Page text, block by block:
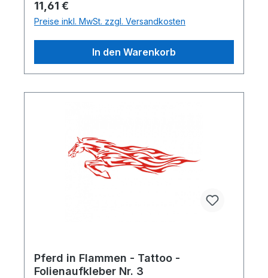
Regulärer Preis:
11,61 €
Preise inkl. MwSt. zzgl. Versandkosten
In den Warenkorb
Pferd in Flammen - Tattoo -
Folienaufkleber Nr. 3